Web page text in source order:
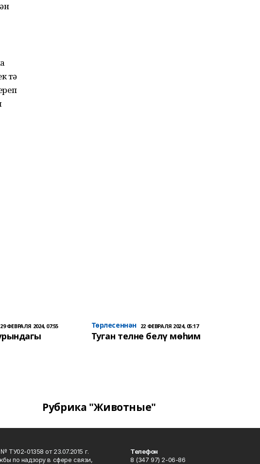
тә
29 ФЕВРАЛЯ 2024, 07:55 Төрлесеннән 22 ФЕВРАЛЯ 2024, 05:17
Туган телне белү мөһим
Рубрика "Животные"
ТУ02-01358 от 23.07.2015 г.
по надзору в сфере связи,
Телефон
8 (347 97) 2-06-86